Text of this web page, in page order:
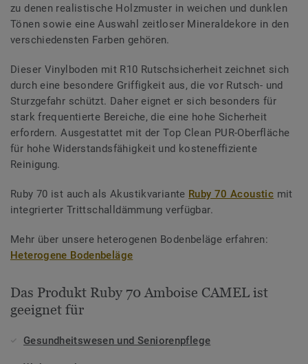
zu denen realistische Holzmuster in weichen und dunklen
Tönen sowie eine Auswahl zeitloser Mineraldekore in den
verschiedensten Farben gehören.
Dieser Vinylboden mit R10 Rutschsicherheit zeichnet sich
durch eine besondere Griffigkeit aus, die vor Rutsch- und
Sturzgefahr schützt. Daher eignet er sich besonders für
stark frequentierte Bereiche, die eine hohe Sicherheit
erfordern. Ausgestattet mit der Top Clean PUR-Oberfläche
für hohe Widerstandsfähigkeit und kosteneffiziente
Reinigung.
Ruby 70 ist auch als Akustikvariante Ruby 70 Acoustic mit
integrierter Trittschalldämmung verfügbar.
Mehr über unsere heterogenen Bodenbeläge erfahren:
Heterogene Bodenbeläge
Das Produkt Ruby 70 Amboise CAMEL ist
geeignet für
Gesundheitswesen und Seniorenpflege